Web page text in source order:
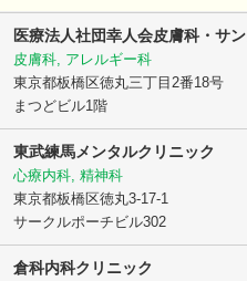
医療法人社団幸人会皮膚科・サ
皮膚科, アレルギー科
東京都板橋区徳丸三丁目2番18号
まつどビル1階
東武練馬メンタルクリニック
心療内科, 精神科
東京都板橋区徳丸3-17-1
サークルポーチビル302
倉科内科クリニック